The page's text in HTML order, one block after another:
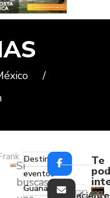
/
Si
buscas
Destinos
eventos
Guanajuato
Reciente
Te